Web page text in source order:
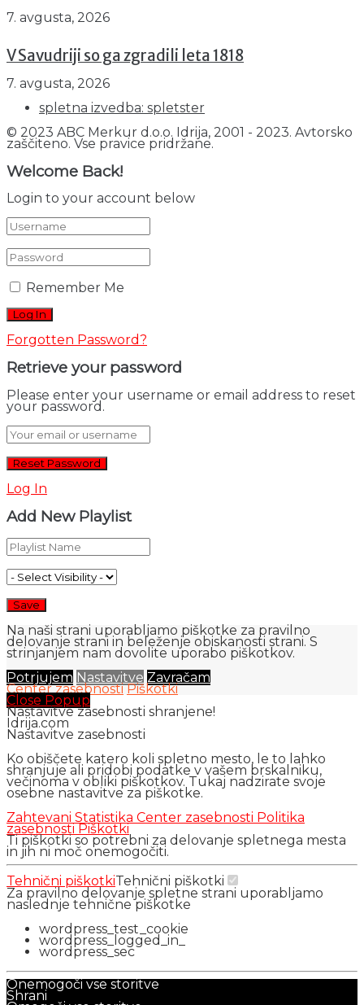
7. avgusta, 2026
V Savudriji so ga zgradili leta 1818
7. avgusta, 2026
spletna izvedba: spletster
© 2023 ABC Merkur d.o.o. Idrija, 2001 - 2023. Avtorsko
zaščiteno. Vse pravice pridržane.
Welcome Back!
Login to your account below
Remember Me
Forgotten Password?
Retrieve your password
Please enter your username or email address to reset
your password.
Log In
Add New Playlist
Na naši strani uporabljamo piškotke za pravilno
delovanje strani in beleženje obiskanosti strani. S
strinjanjem nam dovolite uporabo piškotkov.
Potrjujem Nastavitve Zavračam
Center zasebnosti Piškotki
Close Popup
Nastavitve zasebnosti shranjene!
Idrija.com
Nastavitve zasebnosti
Ko obiščete katero koli spletno mesto, le to lahko
shranjuje ali pridobi podatke v vašem brskalniku,
večinoma v obliki piškotkov. Tukaj nadzirate svoje
osebne nastavitve za piškotke.
Zahtevani Statistika Center zasebnosti Politika
zasebnosti Piškotki
Ti piškotki so potrebni za delovanje spletnega mesta
in jih ni moč onemogočiti.
Tehnični piškotkiTehnični piškotki
Za pravilno delovanje spletne strani uporabljamo
naslednje tehnične piškotke
wordpress_test_cookie
wordpress_logged_in_
wordpress_sec
Onemogoči vse storitve
Shrani